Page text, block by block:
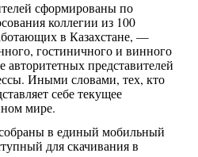
сформированы по
коллегии из 100
в Казахстане, —
гостиничного и винного
авторитетных представителей
Иными словами, тех, кто
себе текущее
мире.
в единый мобильный
для скачивания в